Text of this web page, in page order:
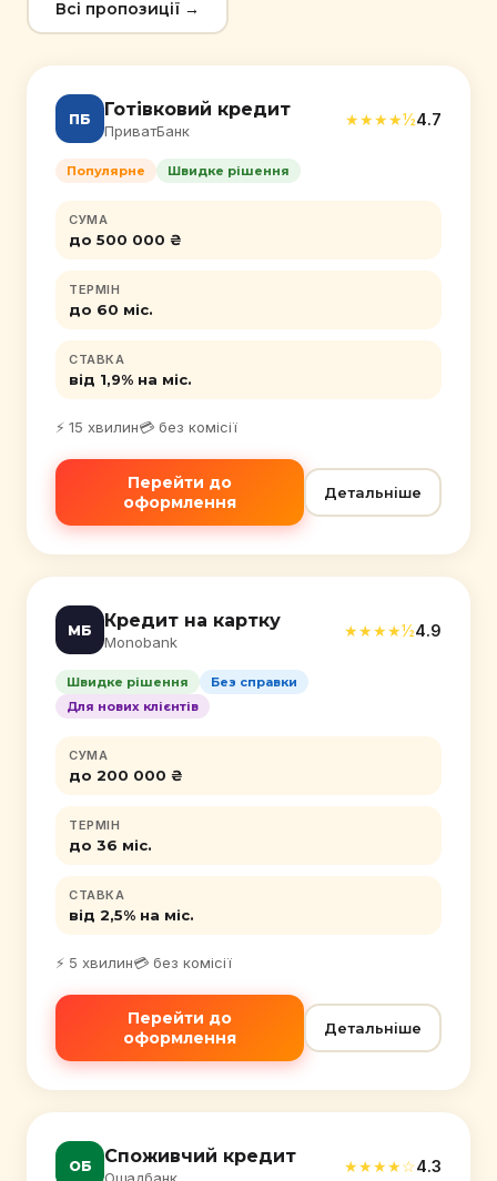
Всі пропозиції →
ПБ Готівковий кредит
ПриватБанк
★★★★½4.7
Популярне Швидке рішення
СУМА
до 500 000 ₴
ТЕРМІН
до 60 міс.
СТАВКА
від 1,9% на міс.
⚡ 15 хвилин💳 без комісії
Перейти до
оформлення
Детальніше
МБ Кредит на картку
Monobank
★★★★½4.9
Швидке рішення
Без справки
Для нових клієнтів
СУМА
до 200 000 ₴
ТЕРМІН
до 36 міс.
СТАВКА
від 2,5% на міс.
⚡ 5 хвилин💳 без комісії
Перейти до
оформлення
Детальніше
ОБ Споживчий кредит
Ощадбанк
★★★★☆4.3